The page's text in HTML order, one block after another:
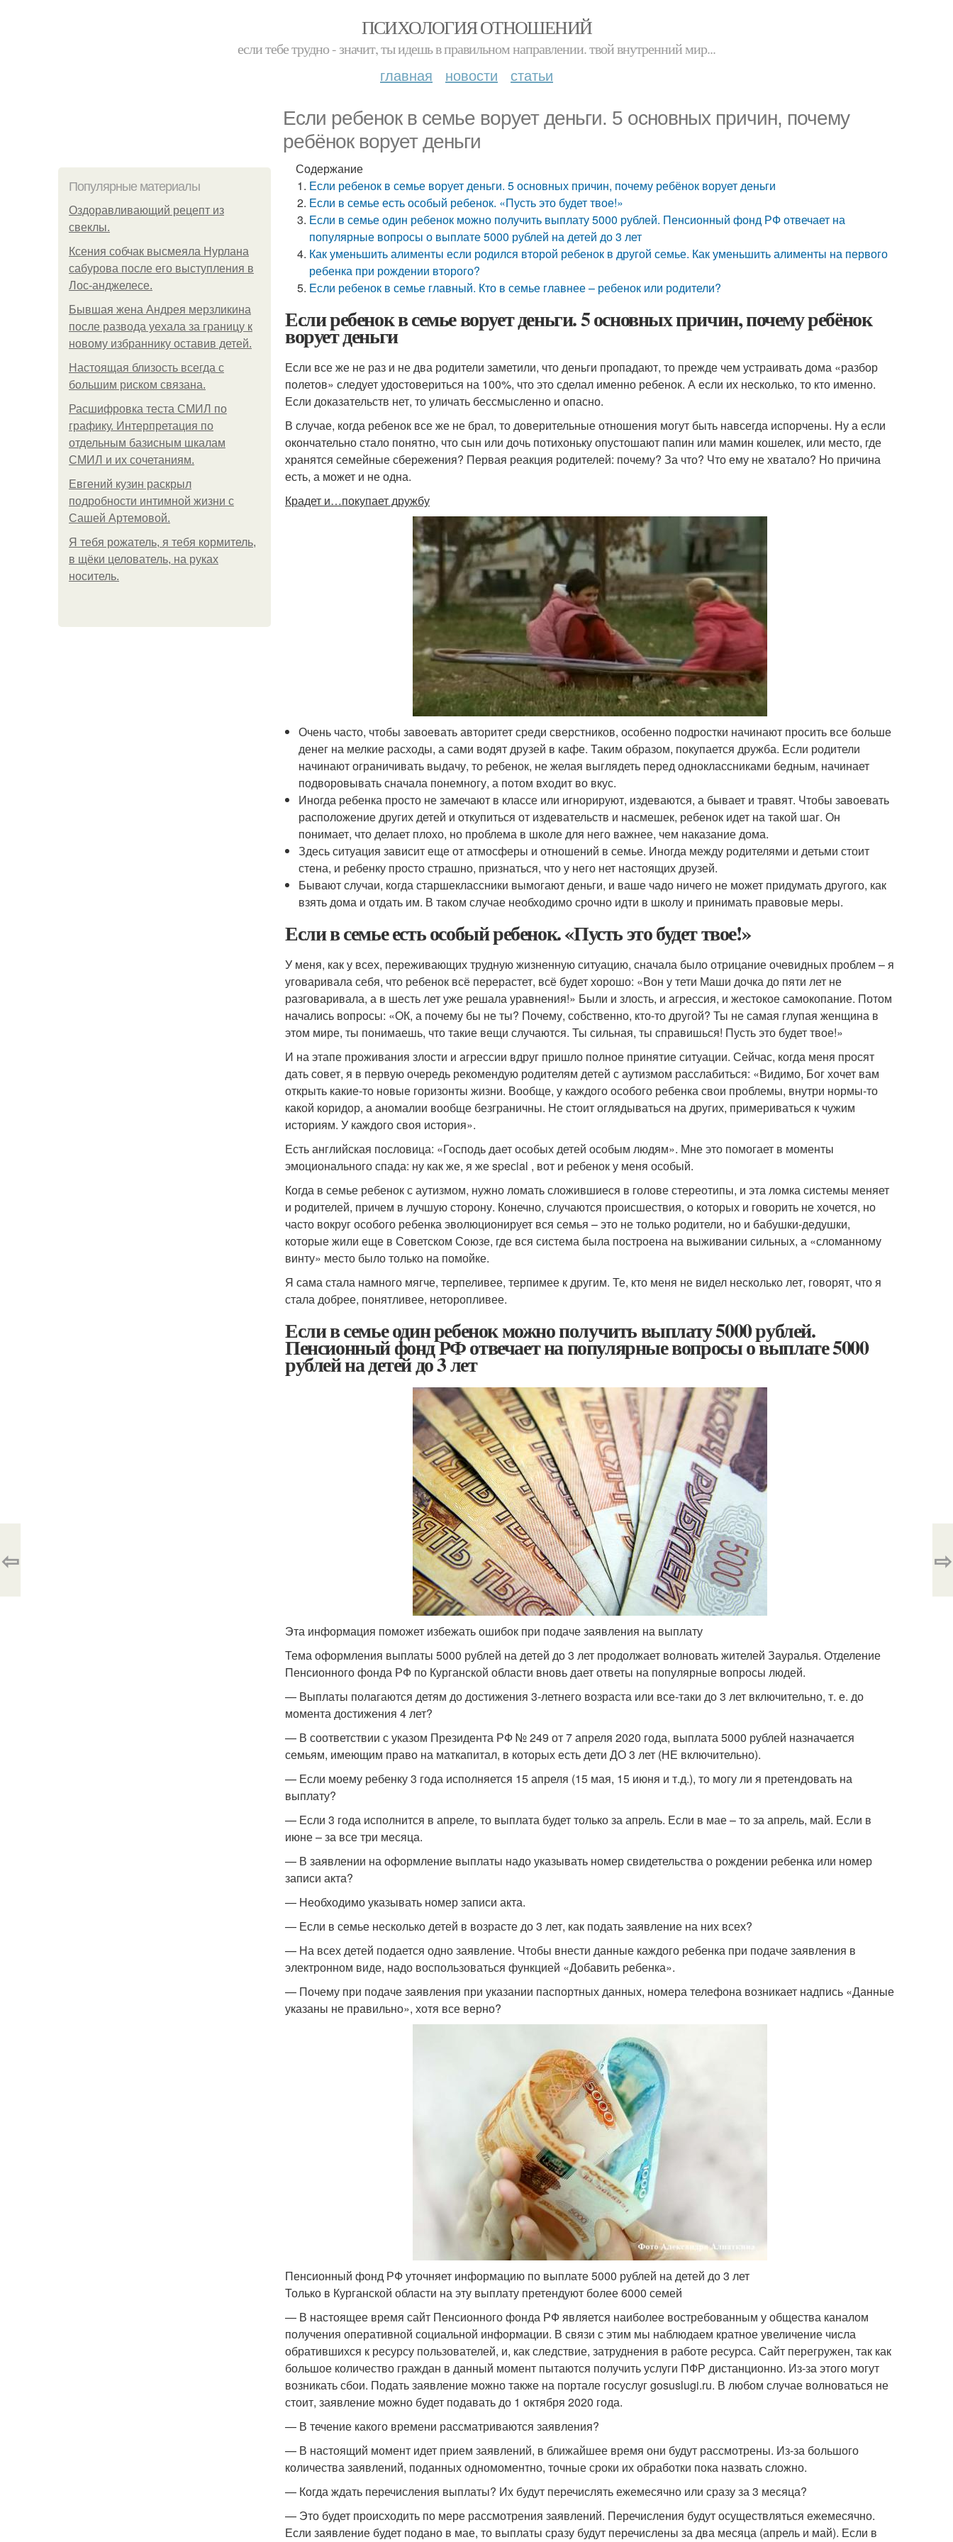
ПСИХОЛОГИЯ ОТНОШЕНИЙ
если тебе трудно - значит, ты идешь в правильном направлении. твой внутренний мир...
главная новости статьи
Если ребенок в семье ворует деньги. 5 основных причин, почему
ребёнок ворует деньги
Популярные материалы
Оздоравливающий рецепт из
свеклы.
Ксения собчак высмеяла Нурлана
сабурова после его выступления в
Лос-анджелесе.
Бывшая жена Андрея мерзликина
после развода уехала за границу к
новому избраннику оставив детей.
Hacтоящая близость всегда с
большим риском связана.
Расшифровка теста СМИЛ по
графику. Интерпретация по
отдельным базисным шкалам
СМИЛ и их сочетаниям.
Евгений кузин раскрыл
подробности интимной жизни с
Сашей Артемовой.
Я тебя рожатель, я тебя кормитель,
в щёки целователь, на руках
носитель.
Содержание
Если ребенок в семье ворует деньги. 5 основных причин, почему ребёнок ворует деньги
Если в семье есть особый ребенок. «Пусть это будет твое!»
Если в семье один ребенок можно получить выплату 5000 рублей. Пенсионный фонд РФ отвечает на
популярные вопросы о выплате 5000 рублей на детей до 3 лет
Как уменьшить алименты если родился второй ребенок в другой семье. Как уменьшить алименты на первого
ребенка при рождении второго?
Если ребенок в семье главный. Кто в семье главнее – ребенок или родители?
Если ребенок в семье ворует деньги. 5 основных причин, почему ребёнок
ворует деньги
Если все же не раз и не два родители заметили, что деньги пропадают, то прежде чем устраивать дома «разбор
полетов» следует удостовериться на 100%, что это сделал именно ребенок. А если их несколько, то кто именно.
Если доказательств нет, то уличать бессмысленно и опасно.
В случае, когда ребенок все же не брал, то доверительные отношения могут быть навсегда испорчены. Ну а если
окончательно стало понятно, что сын или дочь потихоньку опустошают папин или мамин кошелек, или место, где
хранятся семейные сбережения? Первая реакция родителей: почему? За что? Что ему не хватало? Но причина
есть, а может и не одна.
Крадет и…покупает дружбу
Очень часто, чтобы завоевать авторитет среди сверстников, особенно подростки начинают просить все больше
денег на мелкие расходы, а сами водят друзей в кафе. Таким образом, покупается дружба. Если родители
начинают ограничивать выдачу, то ребенок, не желая выглядеть перед одноклассниками бедным, начинает
подворовывать сначала понемногу, а потом входит во вкус.
Иногда ребенка просто не замечают в классе или игнорируют, издеваются, а бывает и травят. Чтобы завоевать
расположение других детей и откупиться от издевательств и насмешек, ребенок идет на такой шаг. Он
понимает, что делает плохо, но проблема в школе для него важнее, чем наказание дома.
Здесь ситуация зависит еще от атмосферы и отношений в семье. Иногда между родителями и детьми стоит
стена, и ребенку просто страшно, признаться, что у него нет настоящих друзей.
Бывают случаи, когда старшеклассники вымогают деньги, и ваше чадо ничего не может придумать другого, как
взять дома и отдать им. В таком случае необходимо срочно идти в школу и принимать правовые меры.
Если в семье есть особый ребенок. «Пусть это будет твое!»
У меня, как у всех, переживающих трудную жизненную ситуацию, сначала было отрицание очевидных проблем – я
уговаривала себя, что ребенок всё перерастет, всё будет хорошо: «Вон у тети Маши дочка до пяти лет не
разговаривала, а в шесть лет уже решала уравнения!» Были и злость, и агрессия, и жестокое самокопание. Потом
начались вопросы: «ОК, а почему бы не ты? Почему, собственно, кто-то другой? Ты не самая глупая женщина в
этом мире, ты понимаешь, что такие вещи случаются. Ты сильная, ты справишься! Пусть это будет твое!»
И на этапе проживания злости и агрессии вдруг пришло полное принятие ситуации. Сейчас, когда меня просят
дать совет, я в первую очередь рекомендую родителям детей с аутизмом расслабиться: «Видимо, Бог хочет вам
открыть какие-то новые горизонты жизни. Вообще, у каждого особого ребенка свои проблемы, внутри нормы-то
какой коридор, а аномалии вообще безграничны. Не стоит оглядываться на других, примериваться к чужим
историям. У каждого своя история».
Есть английская пословица: «Господь дает особых детей особым людям». Мне это помогает в моменты
эмоционального спада: ну как же, я же speсial , вот и ребенок у меня особый.
Когда в семье ребенок с аутизмом, нужно ломать сложившиеся в голове стереотипы, и эта ломка системы меняет
и родителей, причем в лучшую сторону. Конечно, случаются происшествия, о которых и говорить не хочется, но
часто вокруг особого ребенка эволюционирует вся семья – это не только родители, но и бабушки-дедушки,
которые жили еще в Советском Союзе, где вся система была построена на выживании сильных, а «сломанному
винту» место было только на помойке.
Я сама стала намного мягче, терпеливее, терпимее к другим. Те, кто меня не видел несколько лет, говорят, что я
стала добрее, понятливее, неторопливее.
Если в семье один ребенок можно получить выплату 5000 рублей.
Пенсионный фонд РФ отвечает на популярные вопросы о выплате 5000
рублей на детей до 3 лет
Эта информация поможет избежать ошибок при подаче заявления на выплату
Тема оформления выплаты 5000 рублей на детей до 3 лет продолжает волновать жителей Зауралья. Отделение
Пенсионного фонда РФ по Курганской области вновь дает ответы на популярные вопросы людей.
— Выплаты полагаются детям до достижения 3-летнего возраста или все-таки до 3 лет включительно, т. е. до
момента достижения 4 лет?
— В соответствии с указом Президента РФ № 249 от 7 апреля 2020 года, выплата 5000 рублей назначается
семьям, имеющим право на маткапитал, в которых есть дети ДО 3 лет (НЕ включительно).
— Если моему ребенку 3 года исполняется 15 апреля (15 мая, 15 июня и т.д.), то могу ли я претендовать на
выплату?
— Если 3 года исполнится в апреле, то выплата будет только за апрель. Если в мае – то за апрель, май. Если в
июне – за все три месяца.
— В заявлении на оформление выплаты надо указывать номер свидетельства о рождении ребенка или номер
записи акта?
— Необходимо указывать номер записи акта.
— Если в семье несколько детей в возрасте до 3 лет, как подать заявление на них всех?
— На всех детей подается одно заявление. Чтобы внести данные каждого ребенка при подаче заявления в
электронном виде, надо воспользоваться функцией «Добавить ребенка».
— Почему при подаче заявления при указании паспортных данных, номера телефона возникает надпись «Данные
указаны не правильно», хотя все верно?
Пенсионный фонд РФ уточняет информацию по выплате 5000 рублей на детей до 3 лет
Только в Курганской области на эту выплату претендуют более 6000 семей
— В настоящее время сайт Пенсионного фонда РФ является наиболее востребованным у общества каналом
получения оперативной социальной информации. В связи с этим мы наблюдаем кратное увеличение числа
обратившихся к ресурсу пользователей, и, как следствие, затруднения в работе ресурса. Сайт перегружен, так как
большое количество граждан в данный момент пытаются получить услуги ПФР дистанционно. Из-за этого могут
возникать сбои. Подать заявление можно также на портале госуслуг gosuslugi.ru. В любом случае волноваться не
стоит, заявление можно будет подавать до 1 октября 2020 года.
— В течение какого времени рассматриваются заявления?
— В настоящий момент идет прием заявлений, в ближайшее время они будут рассмотрены. Из-за большого
количества заявлений, поданных одномоментно, точные сроки их обработки пока назвать сложно.
— Когда ждать перечисления выплаты? Их будут перечислять ежемесячно или сразу за 3 месяца?
— Это будет происходить по мере рассмотрения заявлений. Перечисления будут осуществляться ежемесячно.
Если заявление будет подано в мае, то выплаты сразу будут перечислены за два месяца (апрель и май). Если в
⇦ ⇨